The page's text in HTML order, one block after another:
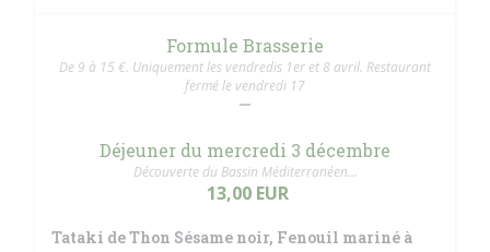
Formule Brasserie
De 9 à 15 €. Uniquement les vendredis 1er et 8 avril. Restaurant
fermé le vendredi 17
Déjeuner du mercredi 3 décembre
Découverte du Bassin Méditerranéen...
13,00 EUR
Tataki de Thon Sésame noir, Fenouil mariné à